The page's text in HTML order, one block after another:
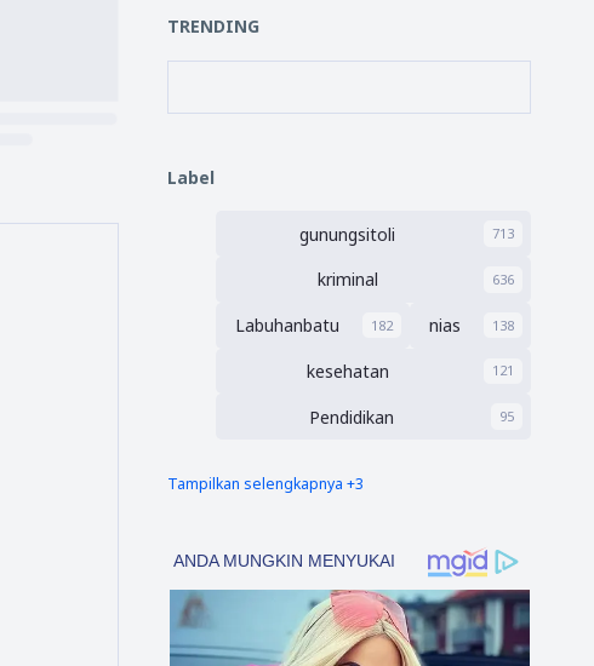
TRENDING
Label
gunungsitoli 713
kriminal 636
Labuhanbatu 182 nias 138
kesehatan 121
Pendidikan 95
nias barat
Tampilkan selengkapnya +3